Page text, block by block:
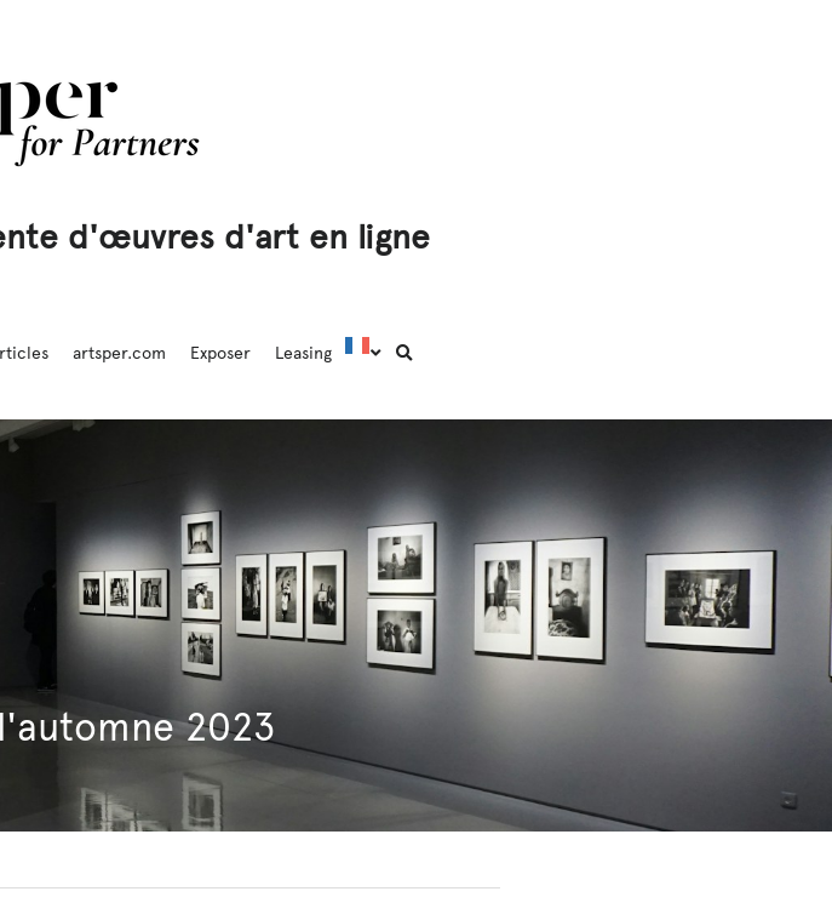
d'œuvres d'art en ligne
artsper.com Exposer Leasing
2023